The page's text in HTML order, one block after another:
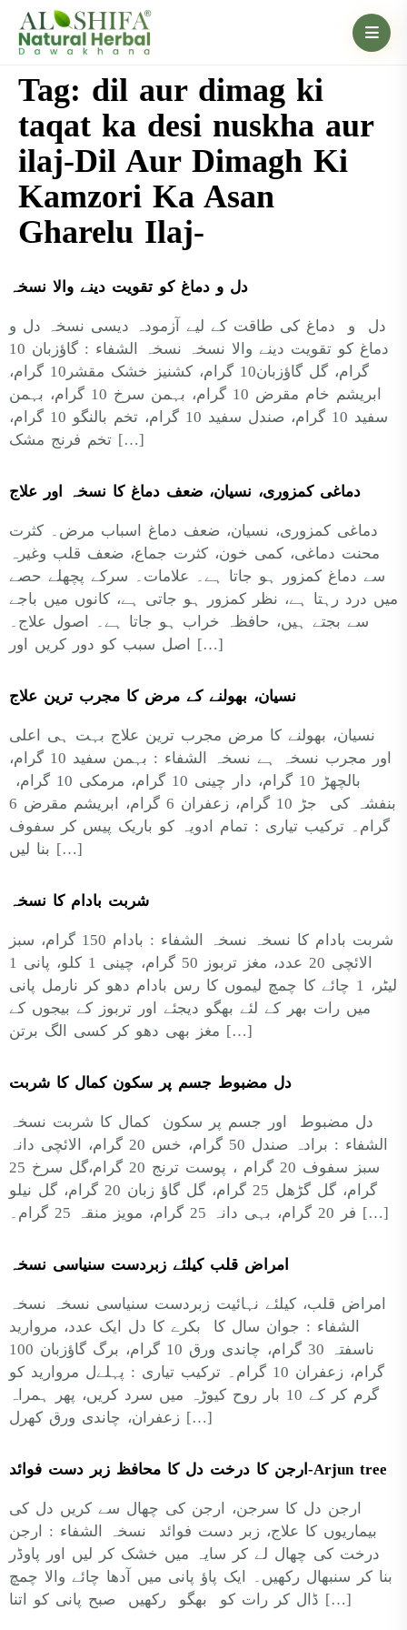
Tag: dil aur dimag ki
taqat ka desi nuskha aur
ilaj-Dil Aur Dimagh Ki
Kamzori Ka Asan
Gharelu Ilaj-
دل و دماغ کو تقویت دینے والا نسخہ
دل و دماغ کی طاقت کے لیے آزمودہ دیسی نسخہ دل و
دماغ کو تقویت دینے والا نسخہ نسخہ الشفاء : گاؤزبان 10
گرام، گل گاؤزبان10 گرام، کشنیز خشک مقشر10 گرام،
ابریشم خام مقرض 10 گرام، بہمن سرخ 10 گرام، بہمن
سفید 10 گرام، صندل سفید 10 گرام، تخم بالنگو 10 گرام،
تخم فرنج مشک […]
دماغی کمزوری، نسیان، ضعف دماغ کا نسخہ اور علاج
دماغی کمزوری، نسیان، ضعف دماغ اسباب مرض۔ کثرت
محنت دماغی، کمی خون، کثرت جماع، ضعف قلب وغیرہ
سے دماغ کمزور ہو جاتا ہے۔ علامات۔ سرکے پچھلے حصے
میں درد رہتا ہے، نظر کمزور ہو جاتی ہے، کانوں میں باجے
سے بجتے ہیں، حافظہ خراب ہو جاتا ہے۔ اصول علاج۔
اصل سبب کو دور کریں اور […]
نسیان، بھولنے کے مرض کا مجرب ترین علاج
نسیان، بھولنے کا مرض مجرب ترین علاج بہت ہی اعلی
اور مجرب نسخہ ہے نسخہ الشفاء : بہمن سفید 10 گرام،
بالچھڑ 10 گرام، دار چینی 10 گرام، مرمکی 10 گرام،
بنفشہ کی جڑ 10 گرام، زعفران 6 گرام، ابریشم مقرض 6
گرام۔ ترکیب تیاری : تمام ادویہ کو باریک پیس کر سفوف
بنا لیں […]
شربت بادام کا نسخہ
شربت بادام کا نسخہ نسخہ الشفاء : بادام 150 گرام، سبز
الائچی 20 عدد، مغز تربوز 50 گرام، چینی 1 کلو، پانی 1
لیٹر، 1 چائے کا چمچ لیموں کا رس بادام دھو کر نارمل پانی
میں رات بھر کے لئے بھگو دیجئے اور تربوز کے بیجوں کے
مغز بھی دھو کر کسی الگ برتن […]
دل مضبوط جسم پر سکون کمال کا شربت
دل مضبوط اور جسم پر سکون کمال کا شربت نسخہ
الشفاء : برادہ صندل 50 گرام، خس 20 گرام، الائچی دانہ
سبز سفوف 20 گرام ، پوست ترنج 20 گرام،گل سرخ 25
گرام، گل گڑھل 25 گرام، گل گاؤ زبان 20 گرام، گل نیلو
فر 20 گرام، بہی دانہ 25 گرام، مویز منقہ 25 گرام۔ […]
امراض قلب کیلئے زبردست سنیاسی نسخہ
امراض قلب، کیلئے نہائیت زبردست سنیاسی نسخہ نسخہ
الشفاء : جوان سال کا بکرے کا دل ایک عدد، مروارید
ناسفتہ 30 گرام، چاندی ورق 10 گرام، برگ گاؤزبان 100
گرام، زعفران 10 گرام۔ ترکیب تیاری : پہلےل مروارید کو
گرم کر کے 10 بار روح کیوڑہ میں سرد کریں، پھر ہمراہ
زعفران، چاندی ورق کھرل […]
ارجن کا درخت دل کا محافظ زبر دست فوائد-Arjun tree
ارجن دل کا سرجن، ارجن کی چھال سے کریں دل کی
بیماریوں کا علاج، زبر دست فوائد نسخہ الشفاء : ارجن
درخت کی چھال لے کر سایہ میں خشک کر لیں اور پاوڈر
بنا کر سنبھال رکھیں۔ ایک پاؤ پانی میں آدھا چائے والا چمچ
ڈال کر رات کو بھگو رکھیں صبح پانی کو اتنا […]